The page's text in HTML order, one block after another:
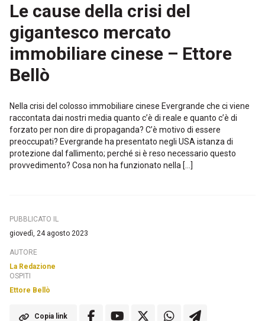
Le cause della crisi del
gigantesco mercato
immobiliare cinese – Ettore
Bellò
Nella crisi del colosso immobiliare cinese Evergrande che ci viene
raccontata dai nostri media quanto c’è di reale e quanto c’è di
forzato per non dire di propaganda? C’è motivo di essere
preoccupati? Evergrande ha presentato negli USA istanza di
protezione dal fallimento; perché si è reso necessario questo
provvedimento? Cosa non ha funzionato nella […]
PUBBLICATO IL
giovedì, 24 agosto 2023
AUTORE
La Redazione
OSPITI
Ettore Bellò
Copia link